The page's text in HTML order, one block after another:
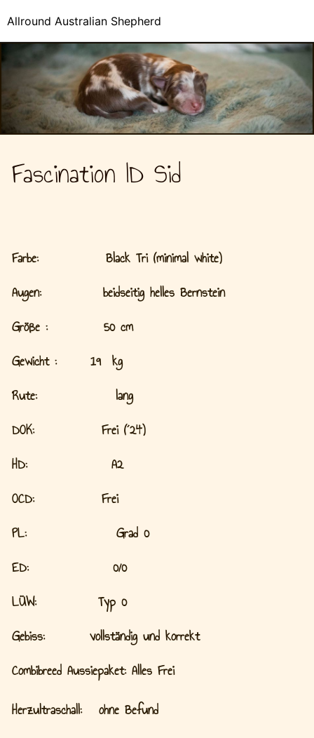
Fascination ID Sid
Farbe: Black Tri (minimal white)
Augen: beidseitig helles Bernstein
Größe : 50 cm
Gewicht : 19 kg
Rute: lang
DOK: Frei (´24)
HD: A2
OCD: Frei
PL: Grad 0
ED: 0/0
LÜW: Typ 0
Gebiss: vollständig und korrekt
Combibreed Aussiepaket: Alles Frei
Herzultraschall: ohne Befund
Allround Australian Shepherd